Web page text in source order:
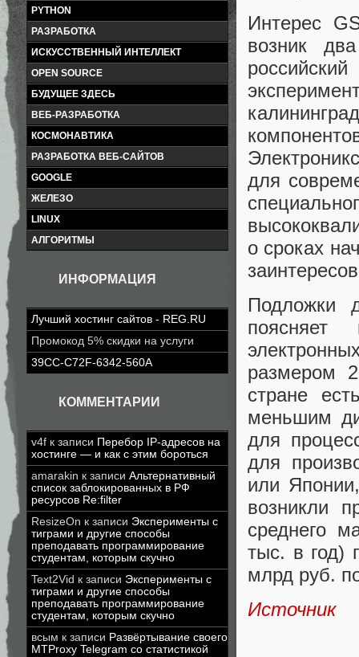
PYTHON
РАЗРАБОТКА
ИСКУССТВЕННЫЙ ИНТЕЛЛЕКТ
OPEN SOURCE
БУДУЩЕЕ ЗДЕСЬ
ВЕБ-РАЗРАБОТКА
КОСМОНАВТИКА
РАЗРАБОТКА ВЕБ-САЙТОВ
GOOGLE
ЖЕЛЕЗО
LINUX
АЛГОРИТМЫ
ИНФОРМАЦИЯ
Лучший хостинг сайтов - REG.RU
Промокод 5% скидки на услуги
39CC-C72F-6342-560A
КОММЕНТАРИИ
v4f к записи Перебор IP-адресов на
хостинге — и как с этим бороться
amarakin к записи Альтернативный
список заблокированных в РФ
ресурсов Re:filter
ResizeOn к записи Эксперименты с
тиграми и другие способы
преподавать программирование
студентам, которым скучно
Text2Vid к записи Эксперименты с
тиграми и другие способы
преподавать программирование
студентам, которым скучно
всым к записи Развёртывание своего
MTProxy Telegram со статистикой
Интерес
возник
для
о сроках
Подложки
поясняет
размером
стране
меньшим
для
для
или
возникли
среднего
тыс. в год)
млрд руб.
Источник